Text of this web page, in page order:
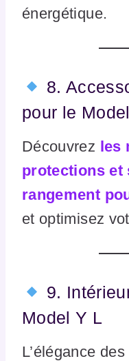
énergétique.
8.
pour le
Découvrez les
protections et
rangement
et optimisez
9.
Model Y L
L’élégance des